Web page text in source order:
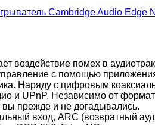
воздействие помех в
с помощью
Наряду с цифровым
и UPnP. Независимо от
вы прежде и не догадывались.
вход, ARC (возвратный